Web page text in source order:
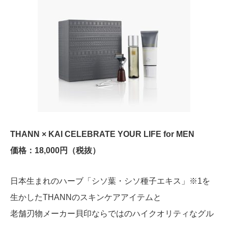
THANN × KAI CELEBRATE YOUR LIFE for MEN
価格：18,000円（税抜）
日本生まれのハーブ「シソ葉・シソ種子エキス」※1を
生かしたTHANNのスキンケアアイテムと
老舗刃物メーカー貝印ならではのハイクオリティなグル